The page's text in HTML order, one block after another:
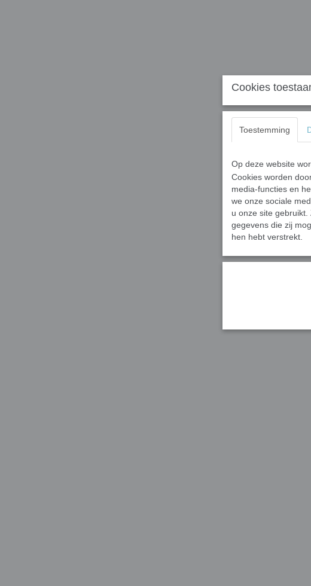
Cookies
Toestemming
Op deze website
Cookies worden
media-functies en
we onze sociale
u onze site
gegevens die zij
hen hebt verstrekt.